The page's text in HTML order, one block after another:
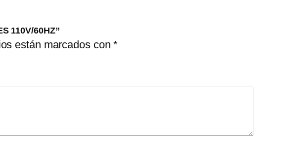
110V/60HZ”
están marcados con*